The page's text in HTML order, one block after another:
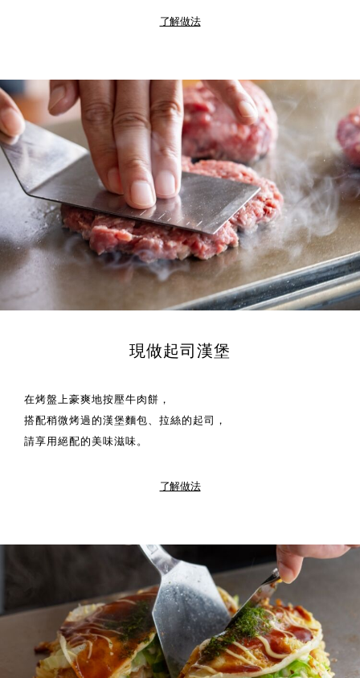
了解做法
現做起司漢堡
在烤盤上豪爽地按壓牛肉餅，
搭配稍微烤過的漢堡麵包、拉絲的起司，
請享用絕配的美味滋味。
了解做法